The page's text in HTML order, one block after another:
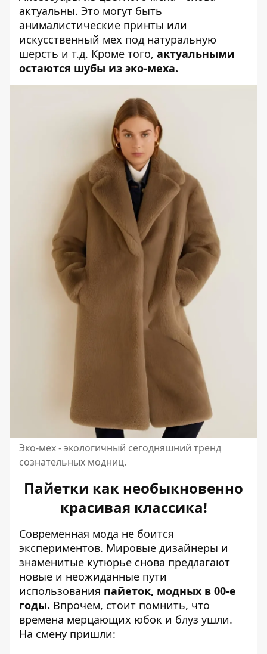
актуальны. Это могут быть
анималистические принты или
искусственный мех под натуральную
шерсть и т.д. Кроме того, актуальными
остаются шубы из эко-меха.
Эко-мех - экологичный сегодняшний тренд
сознательных модниц.
Пайетки как необыкновенно
красивая классика!
Современная мода не боится
экспериментов. Мировые дизайнеры и
знаменитые кутюрье снова предлагают
новые и неожиданные пути
использования пайеток, модных в 00-е
годы. Впрочем, стоит помнить, что
времена мерцающих юбок и блуз ушли.
На смену пришли: